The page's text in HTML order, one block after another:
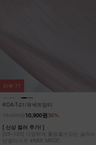
KOA-T-21/유넥트임티
36%
10,900원
[ 신상 컬러 추가! ]
[55~120] 다양하게 활용할수있는 슬라브
반팔티셔츠 #NAK MADE.
리뷰 71